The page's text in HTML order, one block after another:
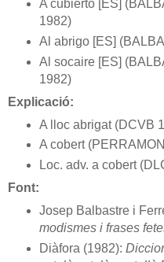
A cubierto [ES]
1982)
Al abrigo [ES]
Al socaire [ES]
1982)
Explicació:
A lloc abrigat (DCVB
A cobert
Loc. adv. a cobert
Font:
Josep Balbastre i
modismes i frases
Diàfora (1982):